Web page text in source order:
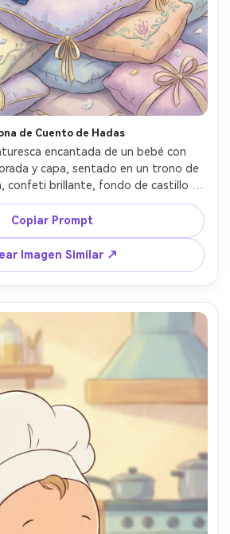
de Cuento de Hadas
encantada de un bebé con
y capa, sentado en un trono de
confeti brillante, fondo de castillo
suave, adorable pose real, estilo de
muy detallada, lente de 85mm, poca
iluminación cinematográfica suave
--ar 4:5
Copiar Prompt
Imagen Similar ↗
imágenes IA
100 %
gratis!
Gratis→